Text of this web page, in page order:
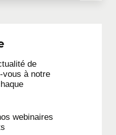
de
vous à notre
webinaires